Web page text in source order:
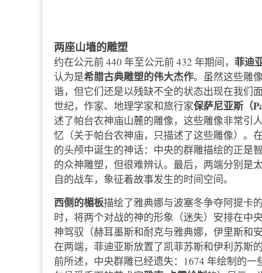
两座山墙的雕塑
约在公元前 440 年至公元前 432 年期间， 菲迪
认为是希腊古典雕塑的伟大杰作。虽然这些雕
谐，但它们还是以残缺不全的状态出现在我们
世纪，作家、地理学家和旅行家保萨尼亚斯（
述了帕台农神庙山麓的雕像，这些雕像非常引
忆（关于帕台农神庙，只描述了这些雕像）。在
的头颅中诞生的神话：中央的群雕描绘的正是
的众神雕塑，但很难辨认。最后，两端分别是
自的战车，象征着故事发生的时间空间。
西侧的楣板描绘了雅典娜与波塞冬争夺阿提卡
时，将两个对战的神的形象（迷失）安排在中
神驾驭（赫耳墨斯和耐克与雅典娜，伊里斯和
在两端，菲迪亚斯放置了凯菲苏斯和伊利苏斯
前所述，中央群雕已经遗失：1674 年绘制的